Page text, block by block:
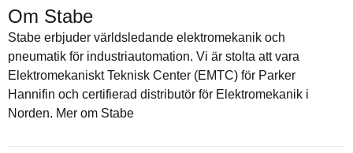
Om Stabe
Stabe erbjuder världsledande elektromekanik och
pneumatik för industriautomation. Vi är stolta att vara
Elektromekaniskt Teknisk Center (EMTC) för Parker
Hannifin och certifierad distributör för Elektromekanik i
Norden. Mer om Stabe